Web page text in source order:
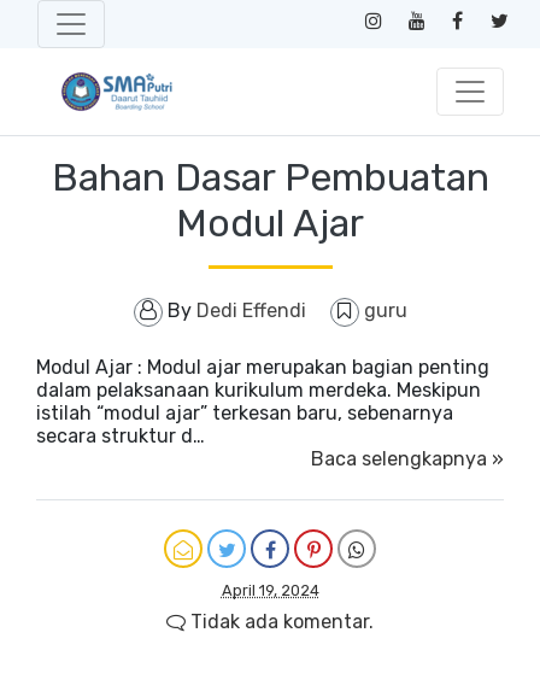
Bahan Dasar Pembuatan
Modul Ajar
By Dedi Effendi guru
Modul Ajar : Modul ajar merupakan bagian penting
dalam pelaksanaan kurikulum merdeka. Meskipun
istilah “modul ajar” terkesan baru, sebenarnya
secara struktur d…
Baca selengkapnya »
April 19, 2024
Tidak ada komentar.